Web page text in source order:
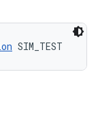
SIM_TEST